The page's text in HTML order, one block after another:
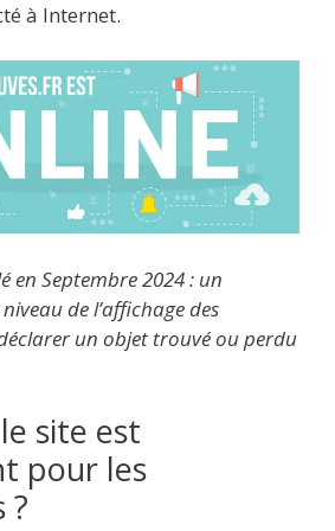
à Internet.
en Septembre 2024 : un
de l’affichage des
un objet trouvé ou perdu
site est
pour les
?